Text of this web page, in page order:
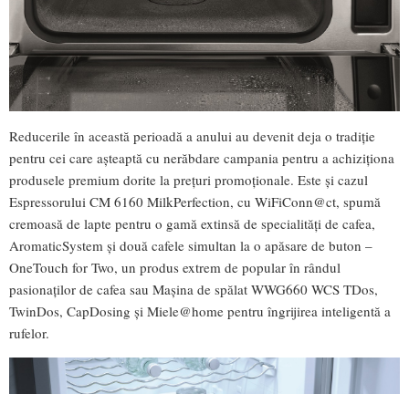
Reducerile în această perioadă a anului au devenit deja o tradiție
pentru cei care așteaptă cu nerăbdare campania pentru a achiziționa
produsele premium dorite la prețuri promoționale. Este și cazul
Espressorului CM 6160 MilkPerfection, cu WiFiConn@ct, spumă
cremoasă de lapte pentru o gamă extinsă de specialități de cafea,
AromaticSystem și două cafele simultan la o apăsare de buton –
OneTouch for Two, un produs extrem de popular în rândul
pasionaților de cafea sau Maşina de spălat WWG660 WCS TDos,
TwinDos, CapDosing și Miele@home pentru îngrijirea inteligentă a
rufelor.